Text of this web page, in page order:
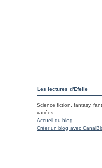
Les lectures d'Efelle
Science fiction, fantasy,
variées
Accueil du blog
Créer un blog avec